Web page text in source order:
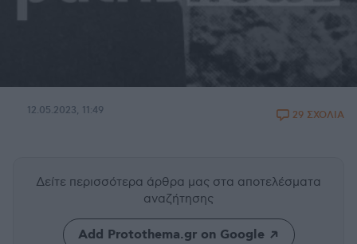
12.05.2023, 11:49 29 ΣΧΟΛΙΑ
Δείτε περισσότερα άρθρα μας στα αποτελέσματα
αναζήτησης
Add Protothema.gr on Google